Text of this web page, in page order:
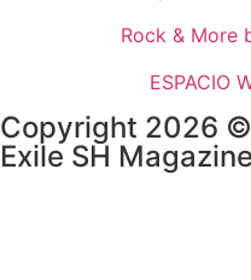
Rock & More
ESPACIO
Copyright 2026
Exile SH Magazine